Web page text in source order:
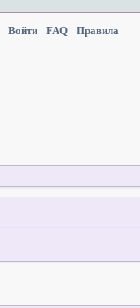
Войти FAQ Правила